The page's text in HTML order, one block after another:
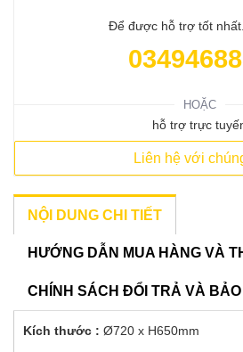
Để được hỗ trợ tốt
HOẶC
hỗ trợ trực
Liên hệ với
NỘI DUNG CHI TIẾT
HƯỚNG DẪN MUA HÀNG VÀ
CHÍNH SÁCH ĐỔI TRẢ VÀ BẢO
Kích thước : Ø720 x H650mm